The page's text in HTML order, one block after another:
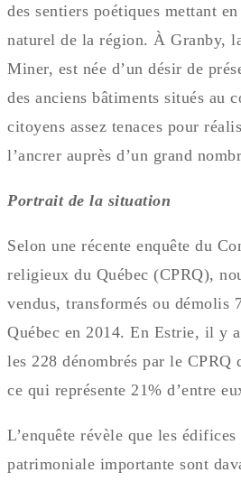
des sentiers poétiques mettant
naturel de la région. À Granby,
Miner, est née d’un désir de
des anciens bâtiments situés au
citoyens assez tenaces pour
l’ancrer auprès d’un grand
Portrait de la situation
Selon une récente enquête du
religieux du Québec (CPRQ),
vendus, transformés ou démolis
Québec en 2014. En Estrie, il y
les 228 dénombrés par le CPRQ
ce qui représente 21% d’entre
L’enquête révèle que les
patrimoniale importante sont